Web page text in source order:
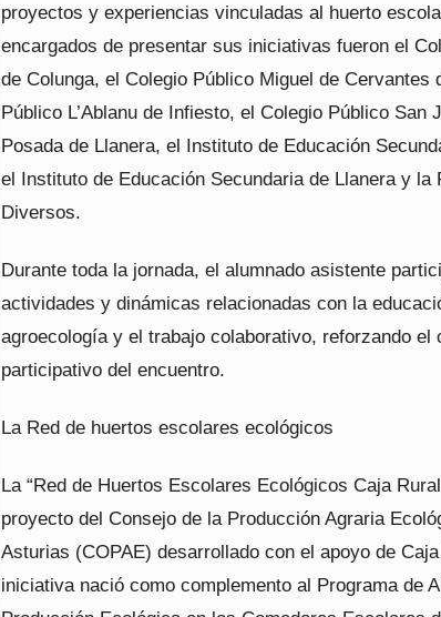
proyectos y experiencias vinculadas al huerto
encargados de presentar sus iniciativas fueron el
de Colunga, el Colegio Público Miguel de Cervantes
Público L’Ablanu de Infiesto, el Colegio Público San
Posada de Llanera, el Instituto de Educación
el Instituto de Educación Secundaria de Llanera y la
Diversos.
Durante toda la jornada, el alumnado asistente
actividades y dinámicas relacionadas con la
agroecología y el trabajo colaborativo, reforzando el
participativo del encuentro.
La Red de huertos escolares ecológicos
La “Red de Huertos Escolares Ecológicos Caja
proyecto del Consejo de la Producción Agraria
Asturias (COPAE) desarrollado con el apoyo de
iniciativa nació como complemento al Programa de